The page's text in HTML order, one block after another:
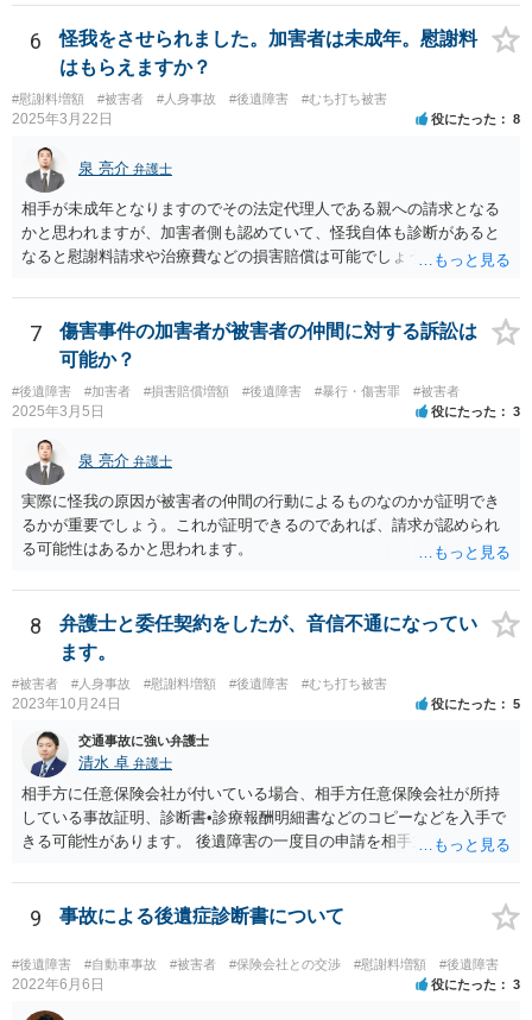
ので、弁護士を交代しても状況は変わらないでしょう。今の弁護士と
十分に打ち合わせをすることが重要だと思います。
6
怪我をさせられました。加害者は未成年。慰謝料
はもらえますか？
#慰謝料増額 #被害者 #人身事故 #後遺障害 #むち打ち被害
2025年3月22日 役にたった 8
泉 亮介 弁護士
相手が未成年となりますのでその法定代理人である親への請求となる
かと思われますが、加害者側も認めていて、怪我自体も診断があると
なると慰謝料請求や治療費などの損害賠償は可能でしょう。 整骨院へ
い場合が多いです。 また、保険会社から提案される金額は低めに出さ
れることも多いため、その交渉のために弁護士を入れるということも
考えられるかと思われます。
7
傷害事件の加害者が被害者の仲間に対する訴訟は
可能か？
#後遺障害 #加害者 #損害賠償増額 #後遺障害 #暴行・傷害罪 #被害者
2025年3月5日 役にたった 3
泉 亮介 弁護士
実際に怪我の原因が被害者の仲間の行動によるものなのかが証明でき
るかが重要でしょう。これが証明できるのであれば、請求が認められ
る可能性はあるかと思われます。
8
弁護士と委任契約をしたが、音信不通になってい
ます。
#被害者 #人身事故 #慰謝料増額 #後遺障害 #むち打ち被害
2023年10月24日 役にたった 5
交通事故に強い弁護士
清水 卓 弁護士
相手方に任意保険会社が付いている場合、相手方任意保険会社が所持
している事故証明、診断書•診療報酬明細書などのコピーなどを入手で
きる可能性があります。 後遺障害の一度目の申請を相手方任意保険会
果と認定理由書も相手方任意保険会社から入手できる可能性がありま
す。 これらが難しくても、通院していた病院のカルテを取り付けるこ
と等で代替が可能な場合もあります。 事故からどの程度期間が経過し
ているがが定かではありませんが、昨年４月から既に１年半年程度経
過しており、時効なども意識しながら対応をしておきたいところで
す。 待っていても事態が打開しない可能性もあるため、依頼の対応が
9 事故による後遺症診断書について
#後遺障害 #自動車事故 #被害者 #保険会社との交渉 #慰謝料増額 #後遺障害
2022年6月6日 役にたった 3